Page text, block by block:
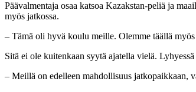
Päävalmentaja osaa katsoa Kazakstan-peliä ja
myös jatkossa.
– Tämä oli hyvä koulu meille. Olemme täällä myös
Sitä ei ole kuitenkaan syytä ajatella vielä.
– Meillä on edelleen mahdollisuus jatkopaikkaan,